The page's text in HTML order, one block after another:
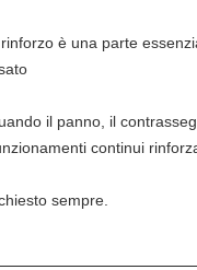
è una parte
il panno, il
continui
sempre.